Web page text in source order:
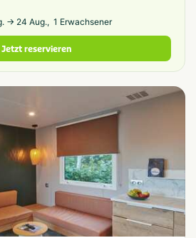
→ 24 Aug., 1 Erwachsener
Jetzt reservieren